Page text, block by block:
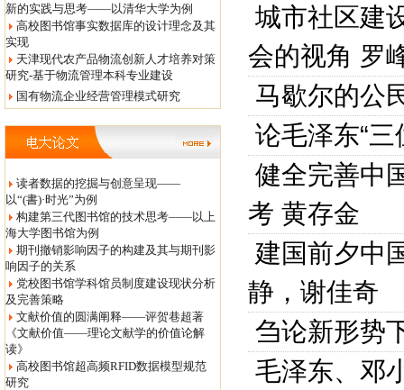
新的实践与思考——以清华大学为例
高校图书馆事实数据库的设计理念及其
实现
天津现代农产品物流创新人才培养对策
研究-基于物流管理本科专业建设
国有物流企业经营管理模式研究
读者数据的挖掘与创意呈现——
以“(書)·时光”为例
构建第三代图书馆的技术思考——以上
海大学图书馆为例
期刊撤销影响因子的构建及其与期刊影
响因子的关系
党校图书馆学科馆员制度建设现状分析
及完善策略
文献价值的圆满阐释——评贺巷超著
《文献价值——理论文献学的价值论解
读》
高校图书馆超高频RFID数据模型规范
研究
城市社区建
会的视角 罗
马歇尔的公
论毛泽东“
健全完善中
考 黄存金
建国前夕中
静，谢佳奇
刍论新形势
毛泽东、邓